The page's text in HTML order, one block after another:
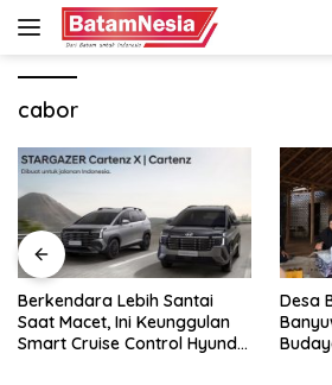
Langsung
cabor
Desa Binaan Astra di
Banyuwangi Buktikan
Budaya Osing Bisa